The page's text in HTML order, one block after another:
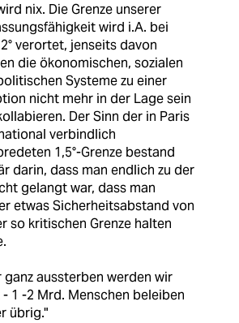
nix. Die Grenze unserer
wird i.A. bei
verortet, jenseits davon
die ökonomischen, sozialen
Systeme zu einer
nicht mehr in der Lage sein
Der Sinn der in Paris
verbindlich
1,5°-Grenze bestand
darin, dass man endlich zu der
gelangt war, dass man
etwas Sicherheitsabstand von
so kritischen Grenze halten
ganz aussterben werden wir
1 -2 Mrd. Menschen beleiben
übrig."